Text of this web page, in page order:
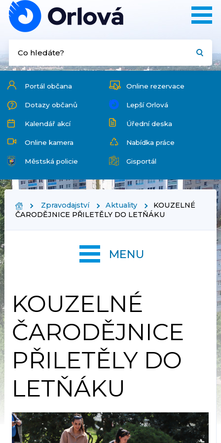
Portál občana Online rezervace
Dotazy občanů Lepší Orlová
Kalendář akcí Úřední deska
Online kamera Nabídka práce
Městská policie Gisportál
Zpravodajství Aktuality
KOUZELNÉ
ČARODĚJNICE PŘILETĚLY DO LETŇÁKU
KOUZELNÉ
ČARODĚJNICE
PŘILETĚLY DO
LETŇÁKU
MENU